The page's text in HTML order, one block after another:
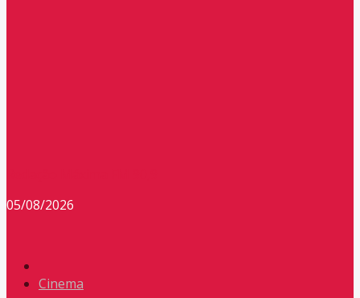
05/08/2026
Cinema